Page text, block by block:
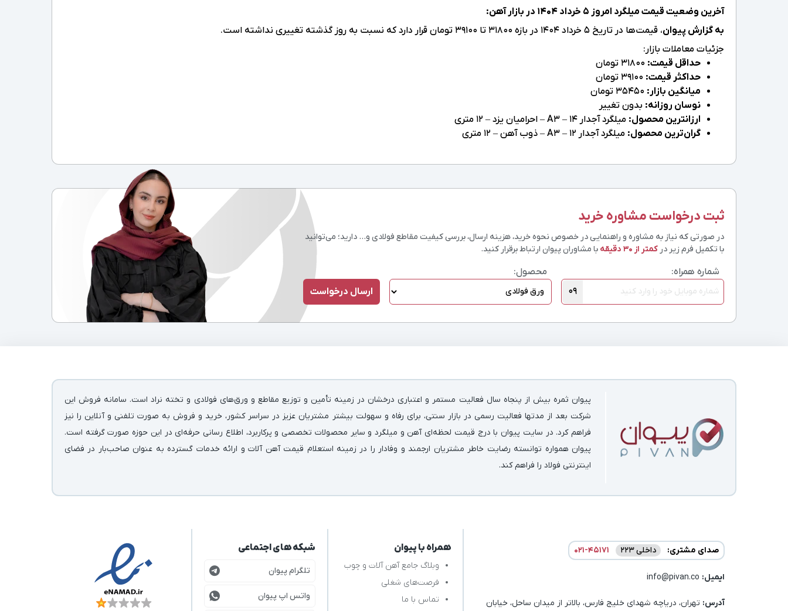
آخرین وضعیت قیمت میلگرد امروز ۵ خرداد ۱۴۰۴ در بازار آهن:
به گزارش پیوان، قیمت‌ها در تاریخ ۵ خرداد ۱۴۰۴ در بازه 31800 تا 39100 تومان قرار دارد که نسبت به روز گذشته تغییری نداشته است.
جزئیات معاملات بازار:
حداقل قیمت:
حداکثر قیمت:
میانگین بازار:
نوسان روزانه: بدون تغییر
ارزانترین محصول: میلگرد آجدار 14 – A3 – احرامیان یزد – 12 متری
گران‌ترین محصول: میلگرد آجدار 12 – A3 – ذوب آهن – 12 متری
ثبت درخواست مشاوره خرید
در صورتی که نیاز به مشاوره و راهنمایی در خصوص نحوه خرید، هزینه ارسال، بررسی کیفیت مقاطع فولادی و… دارید؛ می‌توانید
با تکمیل فرم زیر در کمتر از 30 دقیقه با مشاوران پیوان ارتباط برقرار کنید.
شماره همراه:
09
محصول:
پیوان ثمره بیش از پنجاه سال فعالیت مستمر و اعتباری درخشان در زمینه‌ تأمین و توزیع مقاطع و ورق‌های فولادی و تخته نراد است. سامانه فروش این
شرکت بعد از مدتها فعالیت رسمی در بازار سنتی، برای رفاه و سهولت بیشتر مشتریان عزیز در سراسر کشور، خرید و فروش به صورت تلفنی و آنلاین را نیز
فراهم کرد. در سایت پیوان با درج قیمت لحظه‌ای آهن و میلگرد و سایر محصولات تخصصی و پرکاربرد، اطلاع رسانی حرفه‌ای در این حوزه صورت گرفته است.
پیوان همواره توانسته رضایت خاطر مشتریان ارجمند و وفادار را در زمینه استعلام قیمت آهن آلات و ارائه خدمات گسترده به عنوان صاحب‌بار در فضای
اینترنتی فولاد را فراهم کند.
صدای مشتری: داخلی 223 021-45171
ایمیل:‌
آدرس: تهران، دریاچه شهدای خلیج فارس، بالاتر از میدان ساحل، خیابان
همراه با پیوان
وبلاگ جامع آهن آلات و چوب
فرصت‌های شغلی
تماس با ما
شبکه های اجتماعی
تلگرام پیوان
واتس اپ پیوان